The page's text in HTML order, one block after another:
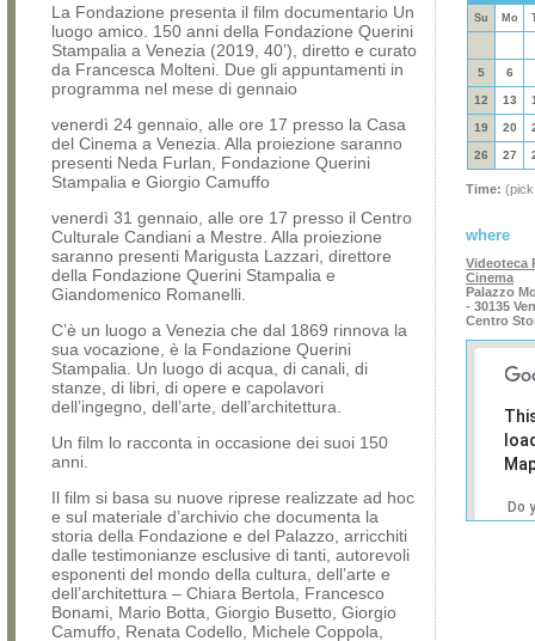
La Fondazione presenta il film documentario Un
luogo amico. 150 anni della Fondazione Querini
Stampalia a Venezia (2019, 40’), diretto e curato
da Francesca Molteni. Due gli appuntamenti in
programma nel mese di gennaio
venerdì 24 gennaio, alle ore 17 presso la Casa
del Cinema a Venezia. Alla proiezione saranno
presenti Neda Furlan, Fondazione Querini
Stampalia e Giorgio Camuffo
venerdì 31 gennaio, alle ore 17 presso il Centro
Culturale Candiani a Mestre. Alla proiezione
saranno presenti Marigusta Lazzari, direttore
della Fondazione Querini Stampalia e
Giandomenico Romanelli.
C’è un luogo a Venezia che dal 1869 rinnova la
sua vocazione, è la Fondazione Querini
Stampalia. Un luogo di acqua, di canali, di
stanze, di libri, di opere e capolavori
dell’ingegno, dell’arte, dell’architettura.
Un film lo racconta in occasione dei suoi 150
anni.
Il film si basa su nuove riprese realizzate ad hoc
e sul materiale d’archivio che documenta la
storia della Fondazione e del Palazzo, arricchiti
dalle testimonianze esclusive di tanti, autorevoli
esponenti del mondo della cultura, dell’arte e
dell’architettura – Chiara Bertola, Francesco
Bonami, Mario Botta, Giorgio Busetto, Giorgio
Camuffo, Renata Codello, Michele Coppola,
Su Mo
5 6
12 13
19 20
26 27
Time:
where
Videoteca
Cinema
Palazzo
- 30135
Centro
Do